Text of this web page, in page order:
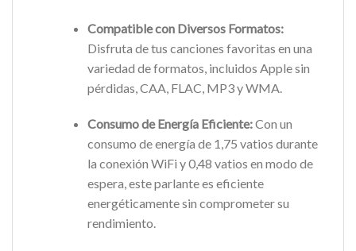
Compatible con Diversos Formatos:
Disfruta de tus canciones favoritas en una
variedad de formatos, incluidos Apple sin
pérdidas, CAA, FLAC, MP3 y WMA.
Consumo de Energía Eficiente:Con un
consumo de energía de 1,75 vatios durante
la conexión WiFi y 0,48 vatios en modo de
espera, este parlante es eficiente
energéticamente sin comprometer su
rendimiento.